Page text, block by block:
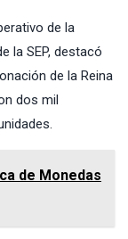
de la
la SEP, destacó
de la Reina
dos mil
de Monedas